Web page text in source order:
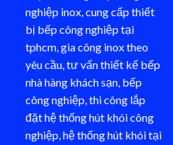
nghiệp inox, cung cấp thiết
bị bếp công nghiệp tại
tphcm, gia công inox theo
yêu cầu, tư vấn thiết kế bếp
nhà hàng khách sạn, bếp
công nghiệp, thi công lắp
đặt hệ thống hút khói công
nghiệp, hệ thống hút khói tại